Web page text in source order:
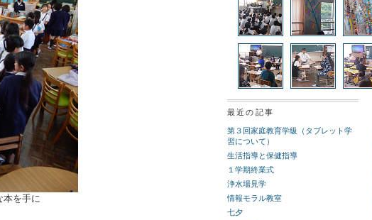
を手に
最近の記事
第３回家庭教育学級（タブレット学
習について）
生活指導と保健指導
１学期終業式
浄水場見学
情報モラル教室
七夕